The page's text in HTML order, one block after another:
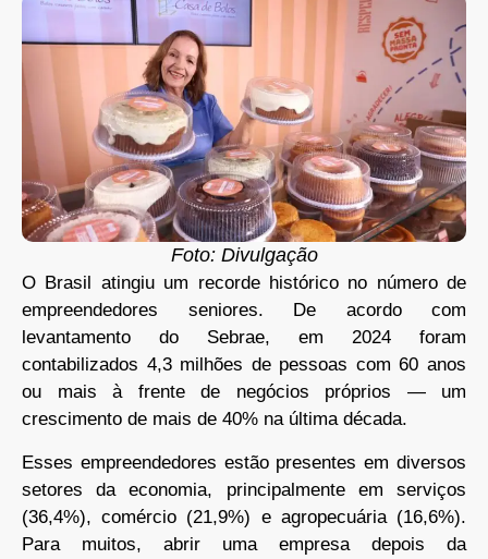
Foto: Divulgação
O Brasil atingiu um recorde histórico no número de
empreendedores seniores. De acordo com
levantamento do Sebrae, em 2024 foram
contabilizados 4,3 milhões de pessoas com 60 anos
ou mais à frente de negócios próprios — um
crescimento de mais de 40% na última década.
Esses empreendedores estão presentes em diversos
setores da economia, principalmente em serviços
(36,4%), comércio (21,9%) e agropecuária (16,6%).
Para muitos, abrir uma empresa depois da